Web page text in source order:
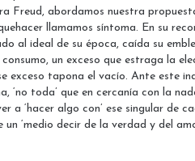
Freud, abordamos nuestra
llamamos síntoma. En su
al ideal de su época, caída su
un exceso que estraga la
exceso tapona el vacío. Ante este
toda’ que en cercanía con la
‘hacer algo con’ ese singular de
‘medio decir de la verdad y del